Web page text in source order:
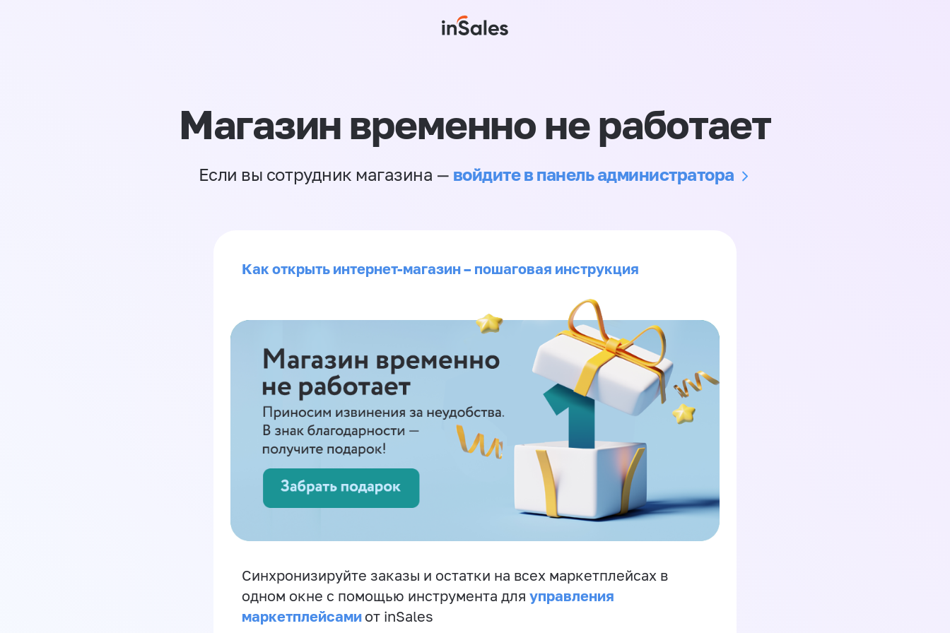
Магазин временно не работает
Если вы сотрудник магазина — войдите в панель администратора
Как открыть интернет-магазин – пошаговая инструкция
Синхронизируйте заказы и остатки на всех маркетплейсах в
одном окне с помощью инструмента для управления
маркетплейсами от inSales